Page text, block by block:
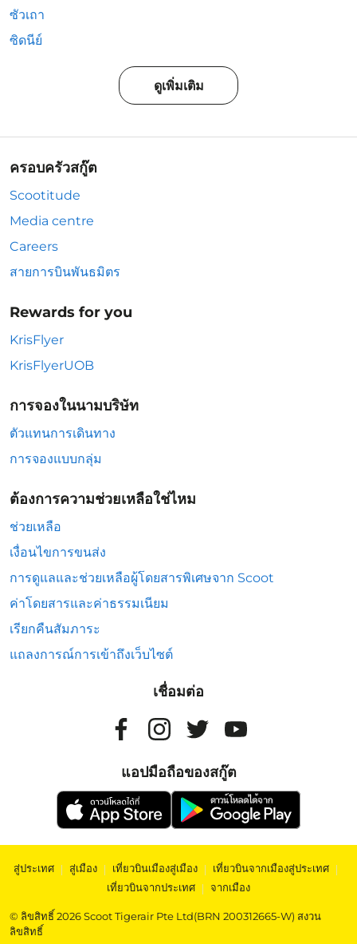
ซัวเถา
ซิดนีย์
ดูเพิ่มเติม
ครอบครัวสกู๊ต
Scootitude
Media centre
Careers
สายการบินพันธมิตร
Rewards for you
KrisFlyer
KrisFlyerUOB
การจองในนามบริษัท
ตัวแทนการเดินทาง
การจองแบบกลุ่ม
ต้องการความช่วยเหลือใช่ไหม
ช่วยเหลือ
เงื่อนไขการขนส่ง
การดูแลและช่วยเหลือผู้โดยสารพิเศษจาก Scoot
ค่าโดยสารและค่าธรรมเนียม
เรียกคืนสัมภาระ
แถลงการณ์การเข้าถึงเว็บไซต์
เชื่อมต่อ
แอปมือถือของสกู๊ต
สู่ประเทศ | สู่เมือง | เที่ยวบินเมืองสู่เมือง | เที่ยวบินจากเมืองสู่ประเทศ |
เที่ยวบินจากประเทศ | จากเมือง
© ลิขสิทธิ์ 2026 Scoot Tigerair Pte Ltd(BRN 200312665-W) สงวน
ลิขสิทธิ์